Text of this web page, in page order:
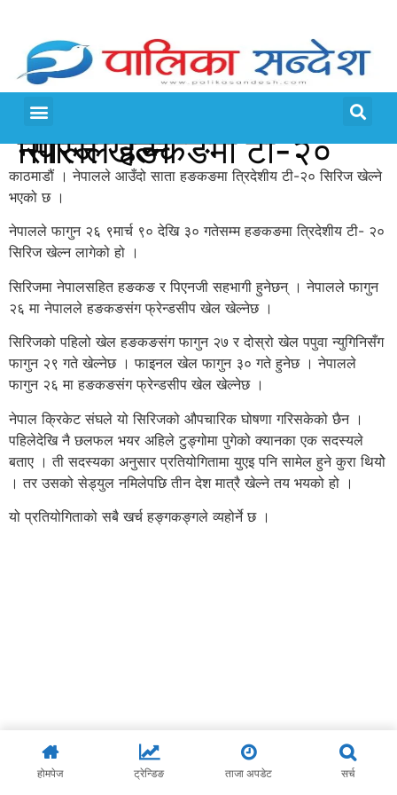
नेपालले हङकङमा टी-२० सिरिज खेल्ने
काठमाडौं । नेपालले आउँदो साता हङकङमा त्रिदेशीय टी-२० सिरिज खेल्ने
भएको छ ।
नेपालले फागुन २६ ९मार्च ९० देखि ३० गतेसम्म हङकङमा त्रिदेशीय टी- २०
सिरिज खेल्न लागेको हो ।
सिरिजमा नेपालसहित हङकङ र पिएनजी सहभागी हुनेछन् । नेपालले फागुन
२६ मा नेपालले हङकङसंग फ्रेन्डसीप खेल खेल्नेछ ।
सिरिजको पहिलो खेल हङकङसंग फागुन २७ र दोस्रो खेल पपुवा न्युगिनिसँग
फागुन २९ गते खेल्नेछ । फाइनल खेल फागुन ३० गते हुनेछ । नेपालले
फागुन २६ मा हङकङसंग फ्रेन्डसीप खेल खेल्नेछ ।
नेपाल क्रिकेट संघले यो सिरिजको औपचारिक घोषणा गरिसकेको छैन ।
पहिलेदेखि नै छलफल भयर अहिले टुङ्गोमा पुगेको क्यानका एक सदस्यले
बताए । ती सदस्यका अनुसार प्रतियोगितामा युएइ पनि सामेल हुने कुरा थियोे
। तर उसको सेड्युल नमिलेपछि तीन देश मात्रै खेल्ने तय भयको हो ।
यो प्रतियोगिताको सबै खर्च हङ्गकङ्गले व्यहोर्ने छ ।
होमपेज ट्रेन्डिङ ताजा अपडेट सर्च